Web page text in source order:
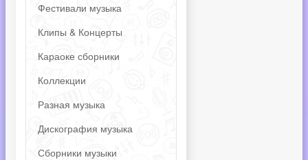
Фестивали музыка
Клипы & Концерты
Караоке сборники
Коллекции
Разная музыка
Дискография музыка
Сборники музыки